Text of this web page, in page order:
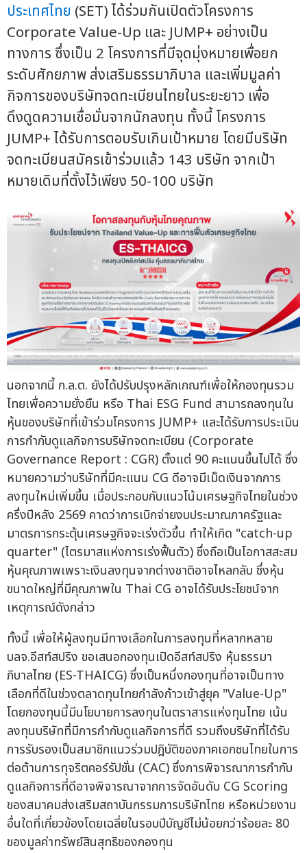
ประเทศไทย (SET) ได้ร่วมกันเปิดตัวโครงการ
Corporate Value-Up และ JUMP+ อย่างเป็น
ทางการ ซึ่งเป็น 2 โครงการที่มีจุดมุ่งหมายเพื่อยก
ระดับศักยภาพ ส่งเสริมธรรมาภิบาล และเพิ่มมูลค่า
กิจการของบริษัทจดทะเบียนไทยในระยะยาว เพื่อ
ดึงดูดความเชื่อมั่นจากนักลงทุน ทั้งนี้ โครงการ
JUMP+ ได้รับการตอบรับเกินเป้าหมาย โดยมีบริษัท
จดทะเบียนสมัครเข้าร่วมแล้ว 143 บริษัท จากเป้า
หมายเดิมที่ตั้งไว้เพียง 50-100 บริษัท
นอกจากนี้ ก.ล.ต. ยังได้ปรับปรุงหลักเกณฑ์เพื่อให้กองทุนรวม
ไทยเพื่อความยั่งยืน หรือ Thai ESG Fund สามารถลงทุนใน
หุ้นของบริษัทที่เข้าร่วมโครงการ JUMP+ และได้รับการประเมิน
การกำกับดูแลกิจการบริษัทจดทะเบียน (Corporate
Governance Report : CGR) ตั้งแต่ 90 คะแนนขึ้นไปได้ ซึ่ง
หมายความว่าบริษัทที่มีคะแนน CG ดีอาจมีเม็ดเงินจากการ
ลงทุนใหม่เพิ่มขึ้น เมื่อประกอบกับแนวโน้มเศรษฐกิจไทยในช่วง
ครึ่งปีหลัง 2569 คาดว่าการเบิกจ่ายงบประมาณภาครัฐและ
มาตรการกระตุ้นเศรษฐกิจจะเร่งตัวขึ้น ทำให้เกิด "catch-up
quarter" (ไตรมาสแห่งการเร่งฟื้นตัว) ซึ่งถือเป็นโอกาสสะสม
หุ้นคุณภาพเพราะเงินลงทุนจากต่างชาติอาจไหลกลับ ซึ่งหุ้น
ขนาดใหญ่ที่มีคุณภาพใน Thai CG อาจได้รับประโยชน์จาก
เหตุการณ์ดังกล่าว
ทั้งนี้ เพื่อให้ผู้ลงทุนมีทางเลือกในการลงทุนที่หลากหลาย
บลจ.อีสท์สปริง ขอเสนอกองทุนเปิดอีสท์สปริง หุ้นธรรมา
ภิบาลไทย (ES-THAICG) ซึ่งเป็นหนึ่งกองทุนที่อาจเป็นทาง
เลือกที่ดีในช่วงตลาดทุนไทยกำลังก้าวเข้าสู่ยุค "Value-Up"
โดยกองทุนนี้มีนโยบายการลงทุนในตราสารแห่งทุนไทย เน้น
ลงทุนบริษัทที่มีการกำกับดูแลกิจการที่ดี รวมถึงบริษัทที่ได้รับ
การรับรองเป็นสมาชิกแนวร่วมปฎิบัติของภาคเอกชนไทยในการ
ต่อต้านการทุจริตคอร์รัปชั่น (CAC) ซึ่งการพิจารณาการกำกับ
ดูแลกิจการที่ดีอาจพิจารณาจากการจัดอันดับ CG Scoring
ของสมาคมส่งเสริมสถาบันกรรมการบริษัทไทย หรือหน่วยงาน
อื่นใดที่เกี่ยวข้องโดยเฉลี่ยในรอบปีบัญชีไม่น้อยกว่าร้อยละ 80
ของมูลค่าทรัพย์สินสุทธิของกองทุน